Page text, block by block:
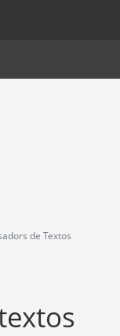
finestra.
de Textos